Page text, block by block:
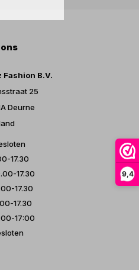
9,4
Fashion B.V.
25
Deurne
17.30
17.30
17.30
17.30
17:00